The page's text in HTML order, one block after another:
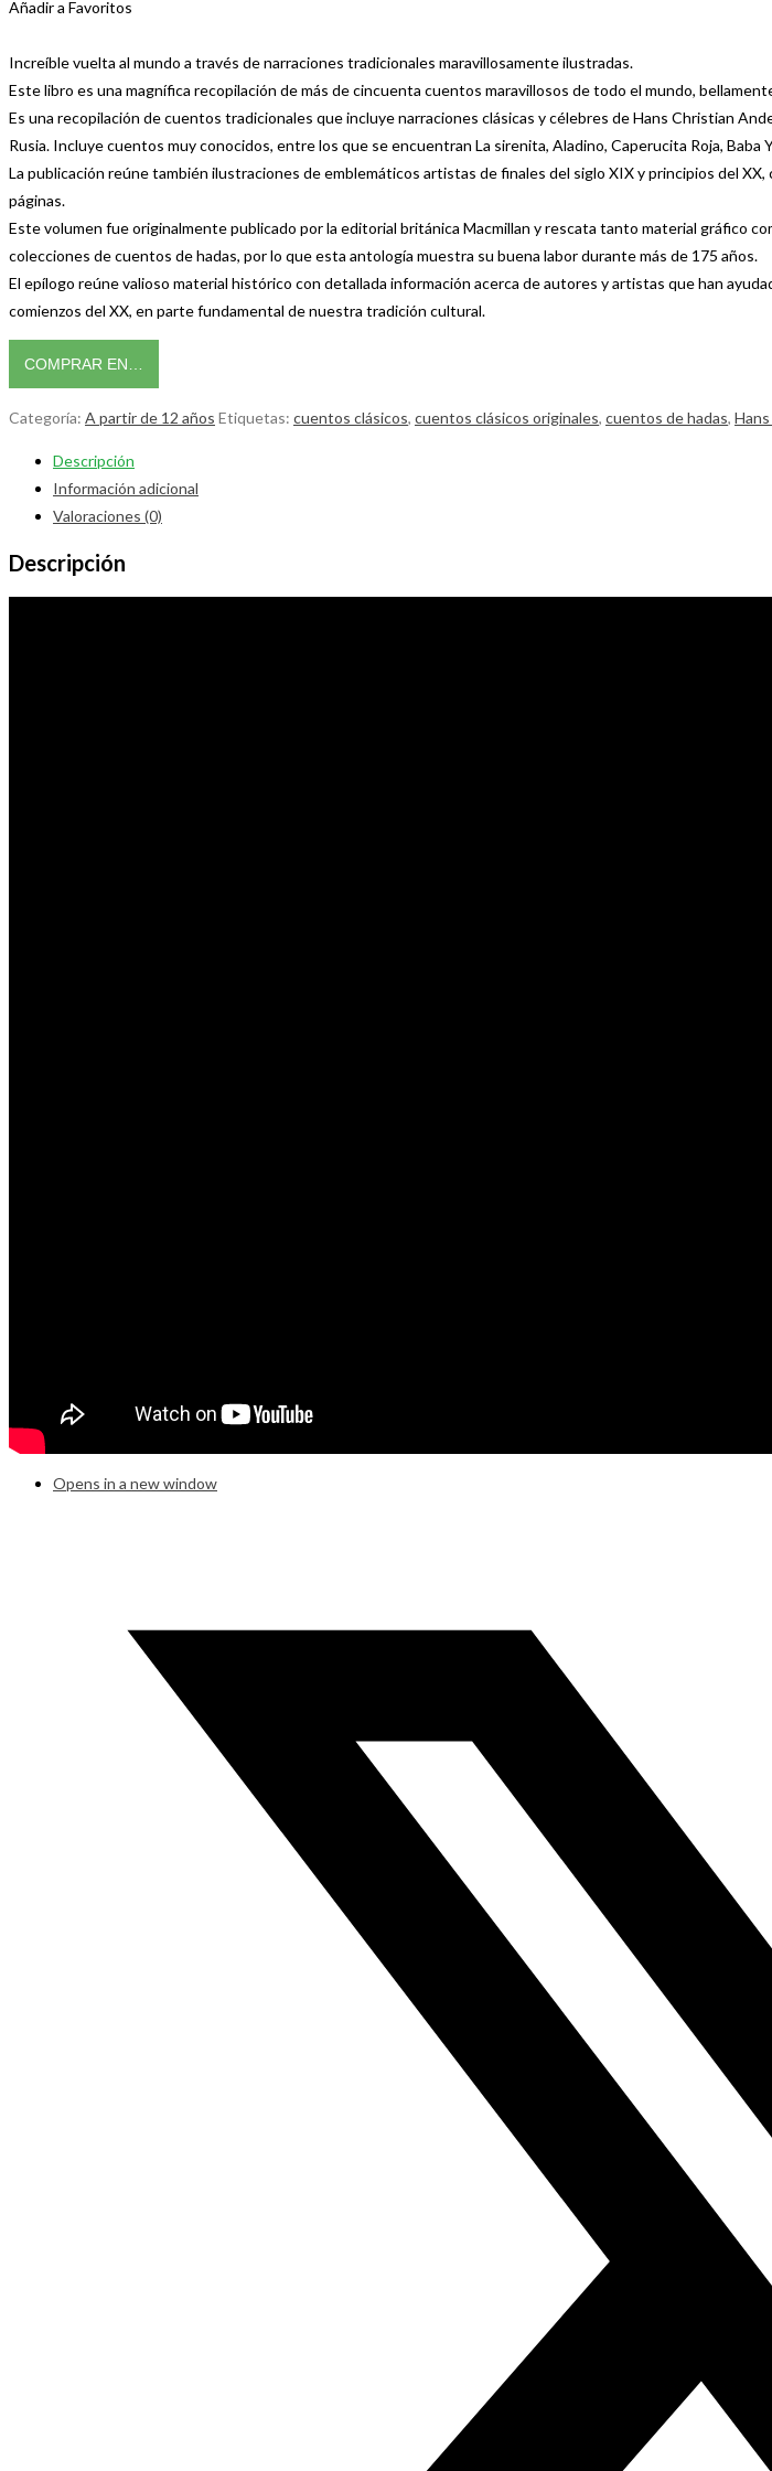
Añadir a Favoritos
Increíble vuelta al mundo a través de narraciones tradicionales maravillosamente ilustradas.
Este libro es una magnífica recopilación de más de cincuenta cuentos maravillosos de todo el mundo,
Es una recopilación de cuentos tradicionales que incluye narraciones clásicas y célebres de Hans Christian
Rusia. Incluye cuentos muy conocidos, entre los que se encuentran La sirenita, Aladino, Caperucita Roja, Baba
La publicación reúne también ilustraciones de emblemáticos artistas de finales del siglo XIX y principios del
páginas.
Este volumen fue originalmente publicado por la editorial británica Macmillan y rescata tanto material gráfico
colecciones de cuentos de hadas, por lo que esta antología muestra su buena labor durante más de 175 años.
El epílogo reúne valioso material histórico con detallada información acerca de autores y artistas que han
comienzos del XX, en parte fundamental de nuestra tradición cultural.
COMPRAR EN…
Categoría: A partir de 12 años Etiquetas: cuentos clásicos, cuentos clásicos originales, cuentos de hadas,
Descripción
Información adicional
Valoraciones (0)
Descripción
Opens in a new window